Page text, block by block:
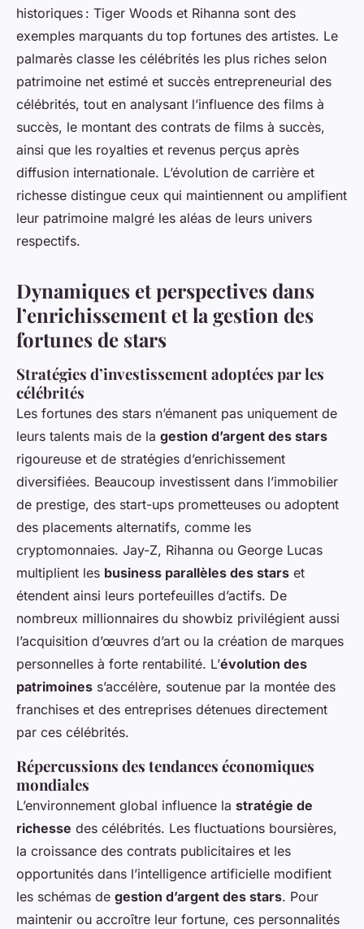
historiques : Tiger Woods et Rihanna sont des
exemples marquants du top fortunes des artistes. Le
palmarès classe les célébrités les plus riches selon
patrimoine net estimé et succès entrepreneurial des
célébrités, tout en analysant l’influence des films à
succès, le montant des contrats de films à succès,
ainsi que les royalties et revenus perçus après
diffusion internationale. L’évolution de carrière et
richesse distingue ceux qui maintiennent ou amplifient
leur patrimoine malgré les aléas de leurs univers
respectifs.
Dynamiques et perspectives dans
l’enrichissement et la gestion des
fortunes de stars
Stratégies d’investissement adoptées par les
célébrités
Les fortunes des stars n’émanent pas uniquement de
leurs talents mais de la gestion d’argent des stars
rigoureuse et de stratégies d’enrichissement
diversifiées. Beaucoup investissent dans l’immobilier
de prestige, des start-ups prometteuses ou adoptent
des placements alternatifs, comme les
cryptomonnaies. Jay-Z, Rihanna ou George Lucas
multiplient les business parallèles des stars et
étendent ainsi leurs portefeuilles d’actifs. De
nombreux millionnaires du showbiz privilégient aussi
l’acquisition d’œuvres d’art ou la création de marques
personnelles à forte rentabilité. L’évolution des
patrimoines s’accélère, soutenue par la montée des
franchises et des entreprises détenues directement
par ces célébrités.
Répercussions des tendances économiques
mondiales
L’environnement global influence la stratégie de
richesse des célébrités. Les fluctuations boursières,
la croissance des contrats publicitaires et les
opportunités dans l’intelligence artificielle modifient
les schémas de gestion d’argent des stars. Pour
maintenir ou accroître leur fortune, ces personnalités